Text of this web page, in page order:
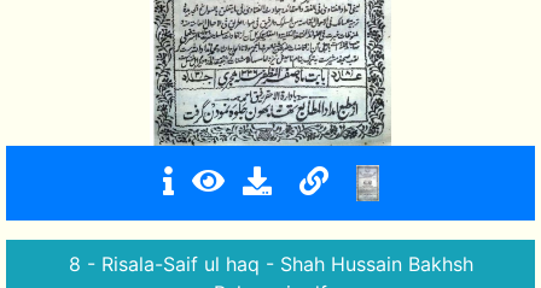
8 - Risala-Saif ul haq - Shah Hussain Bakhsh